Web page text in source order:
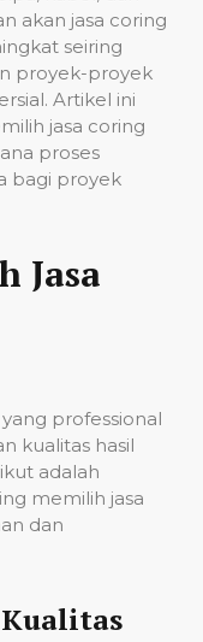
akan jasa coring
seiring
proyek-proyek
Artikel ini
jasa coring
proses
bagi proyek
Jasa
professional
kualitas hasil
adalah
memilih jasa
dan